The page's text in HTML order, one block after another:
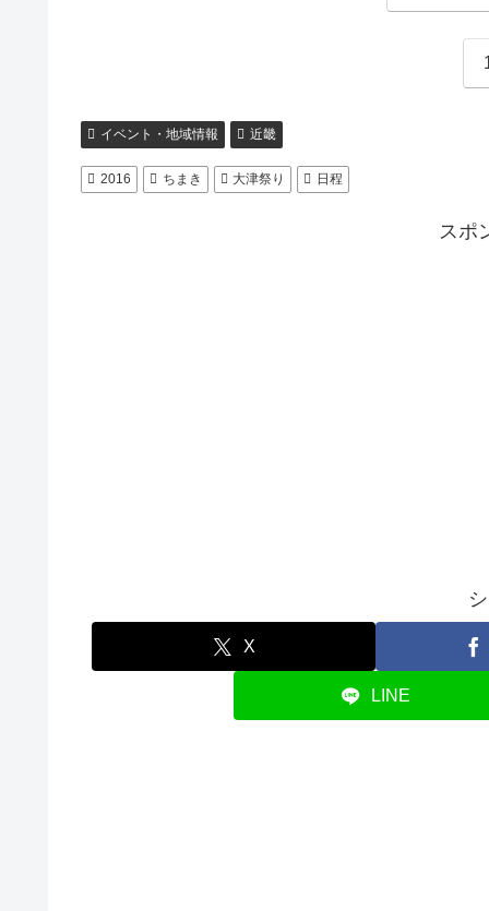
イベント・地域情報 近畿
2016 ちまき 大津祭り 日程
スポ
X
LINE